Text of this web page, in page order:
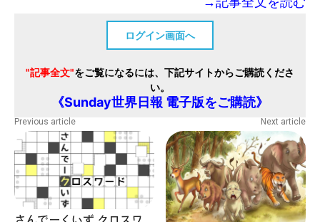
ログイン画面へ
"記事全文"をご覧になるには、下記サイトからご購読くださ
い。
《Sunday世界日報 電子版をご購読》
Previous article Next article